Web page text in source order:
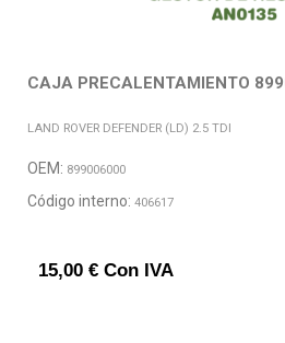
CAJA PRECALENTAMIENTO
LAND ROVER DEFENDER (LD) 2.5 TDI
OEM: 899006000
Código interno: 406617
15,00 € Con IVA